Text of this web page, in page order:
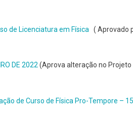
de Licenciatura em Física ( Aprovado
DE 2022(Aprova alteração no Projeto
de Curso de Física Pro-Tempore –